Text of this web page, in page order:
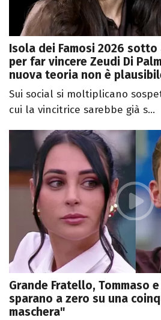
Isola dei Famosi 2026
per far vincere Zeudi Di
nuova teoria non è
Sui social si moltiplicano
cui la vincitrice sarebbe già s...
Grande Fratello, Tommaso
sparano a zero su una
maschera"